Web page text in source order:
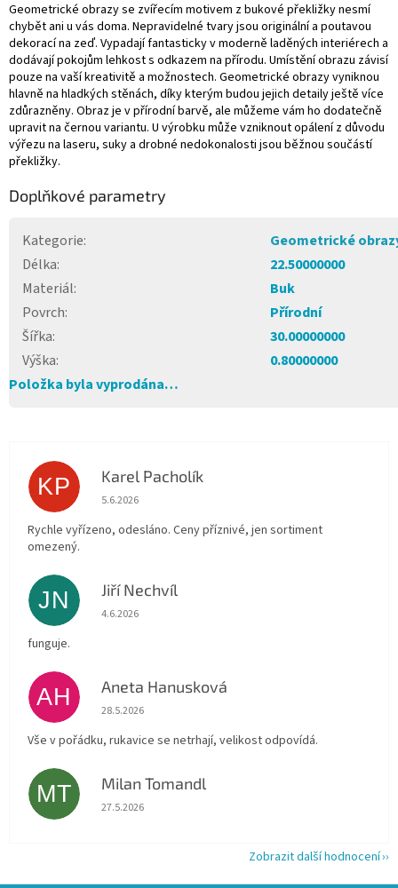
Geometrické obrazy se zvířecím motivem z bukové překližky nesmí
chybět ani u vás doma. Nepravidelné tvary jsou originální a poutavou
dekorací na zeď. Vypadají fantasticky v moderně laděných interiérech a
dodávají pokojům lehkost s odkazem na přírodu. Umístění obrazu závisí
pouze na vaší kreativitě a možnostech. Geometrické obrazy vyniknou
hlavně na hladkých stěnách, díky kterým budou jejich detaily ještě více
zdůrazněny. Obraz je v přírodní barvě, ale můžeme vám ho dodatečně
upravit na černou variantu. U výrobku může vzniknout opálení z důvodu
výřezu na laseru, suky a drobné nedokonalosti jsou běžnou součástí
překližky.
Doplňkové parametry
Kategorie:
Geometrické
Délka:
22.50000000
Materiál:
Buk
Povrch:
Přírodní
Šířka:
30.00000000
Výška:
0.80000000
Položka byla vyprodána…
KP Karel Pacholík
Hodnocení obchodu je 4 z 5 hvězdiček.
5.6.2026
Rychle vyřízeno, odesláno. Ceny příznivé, jen sortiment
omezený.
JN Jiří Nechvíl
Hodnocení obchodu je 5 z 5 hvězdiček.
4.6.2026
funguje.
AH Aneta Hanusková
Hodnocení obchodu je 5 z 5 hvězdiček.
28.5.2026
Vše v pořádku, rukavice se netrhají, velikost odpovídá.
MT Milan Tomandl
Hodnocení obchodu je 5 z 5 hvězdiček.
27.5.2026
Zobrazit další hodnocení